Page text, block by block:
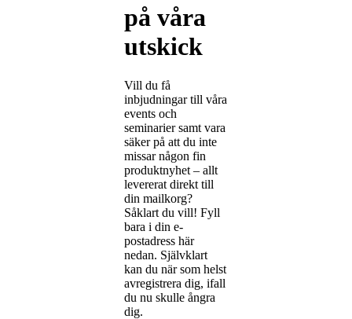
på våra
utskick
Vill du få
inbjudningar till våra
events och
seminarier samt vara
säker på att du inte
missar någon fin
produktnyhet – allt
levererat direkt till
din mailkorg?
Såklart du vill! Fyll
bara i din e-
postadress här
nedan. Självklart
kan du när som helst
avregistrera dig, ifall
du nu skulle ångra
dig.